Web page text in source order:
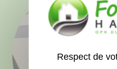
Respect de